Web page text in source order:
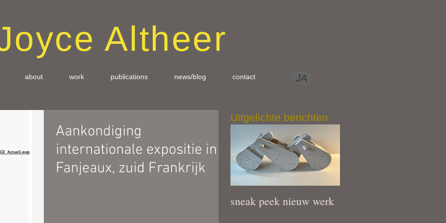
Altheer
about work publications news/blog contact JA
Aankondiging
internationale expositie in
Fanjeaux, zuid Frankrijk
Uitgelichte berichten
sneak peek nieuw werk